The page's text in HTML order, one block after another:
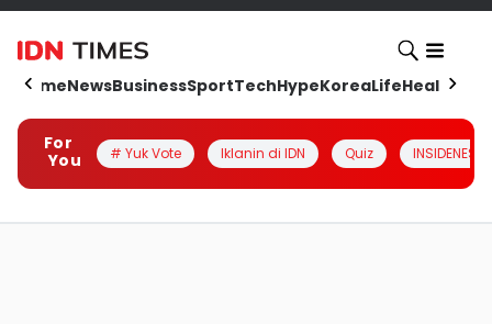
HomeNewsBusinessSportTechHypeKoreaLifeHealth
For
You
# Yuk Vote Iklanin di IDN Quiz INSIDENESIA